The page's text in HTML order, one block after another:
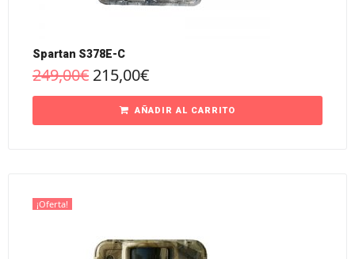
Spartan S378E-C
249,00€ 215,00€
AÑADIR AL CARRITO
¡Oferta!